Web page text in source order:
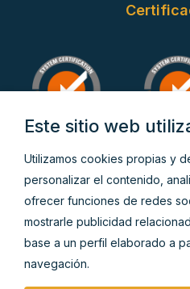
Este sitio web
Utilizamos cookies propias y
personalizar el contenido,
ofrecer funciones de redes
mostrarle publicidad
base a un perfil elaborado a
navegación.